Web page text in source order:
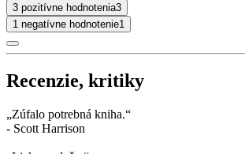
3 pozitívne hodnotenia3
1 negatívne hodnotenie1
Recenzie, kritiky
„Zúfalo potrebná kniha.“
- Scott Harrison